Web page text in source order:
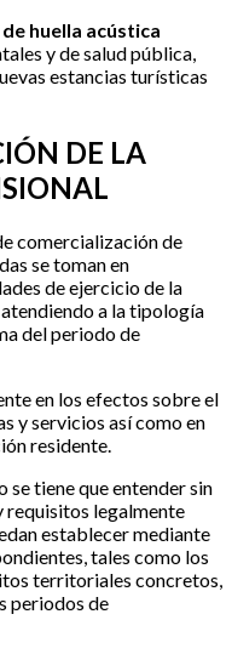
huella acústica
y de salud pública,
estancias turísticas
DE LA
comercialización de
se toman en
de ejercicio de la
a la tipología
del periodo de
en los efectos sobre el
y servicios así como en
residente.
se tiene que entender sin
requisitos legalmente
establecer mediante
tales como los
territoriales concretos,
periodos de